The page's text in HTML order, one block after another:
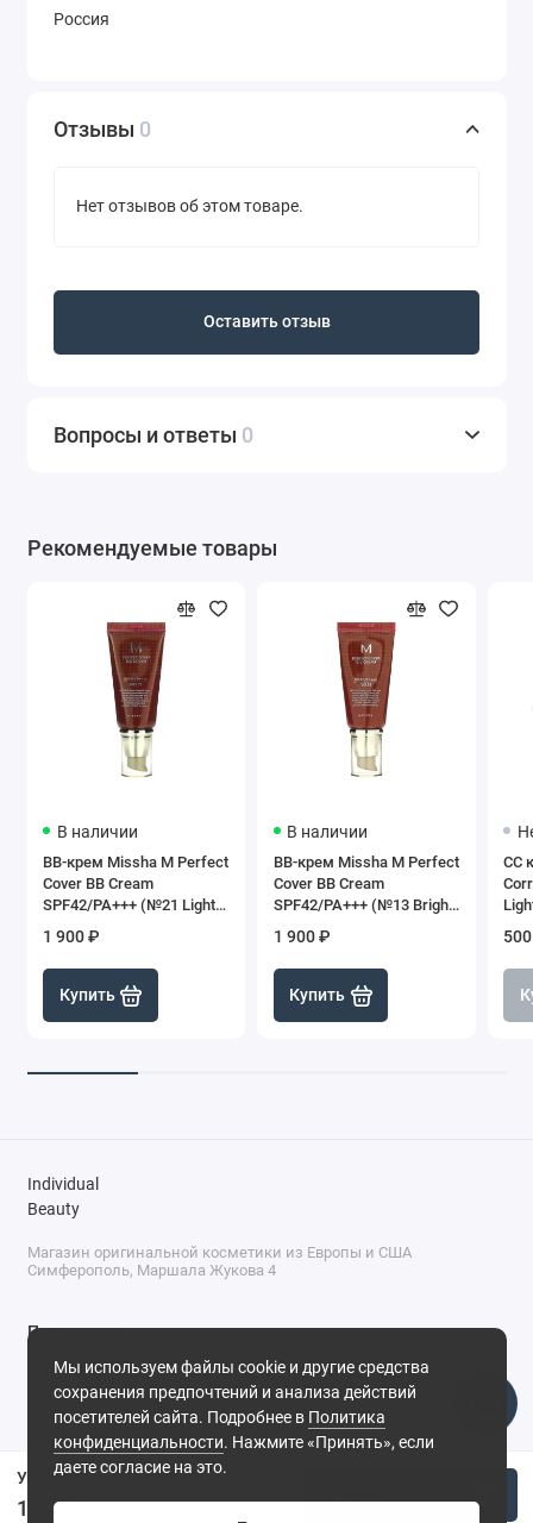
1 530 ₽
Россия
Отзывы 0
Нет отзывов об этом товаре.
Оставить отзыв
Вопросы и ответы 0
Рекомендуемые товары
В наличии
BB-крем Missha M Perfect
Cover BB Cream
SPF42/PA+++ (№21 Light
Beige), 50 мл
1 900 ₽
Купить
В наличии
BB-крем Missha M Perfect
Cover BB Cream
SPF42/PA+++ (№13 Bright
Beige), 50 мл
1 900 ₽
Купить
CC
Мы используем файлы cookie и другие средства
сохранения предпочтений и анализа действий
посетителей сайта. Подробнее в Политика
конфиденциальности. Нажмите «Принять», если
даете согласие на это.
Individual
Beauty
Магазин оригинальной косметики из Европы и США
Симферополь, Маршала Жукова 4
Поддержка
+7 (978) 586-46-46
ПН-ПТ: 9:00 - 18:00
Суббота: 9:00 - 17:00
Воскресенье: выходной
Симферополь, ул. Маршала Жукова, 4